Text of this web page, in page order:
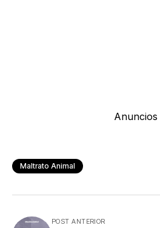
Anuncios
Maltrato Animal
POST ANTERIOR